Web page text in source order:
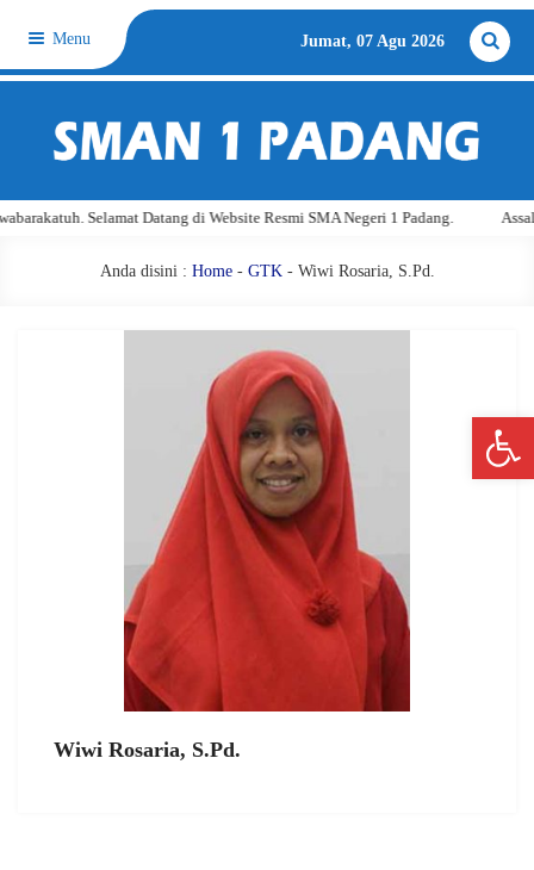
Menu Jumat, 07 Agu 2026
Selamat Datang di Website Resmi SMA Negeri 1 Padang.
Anda disini : Home- GTK- Wiwi Rosaria, S.Pd.
Wiwi Rosaria, S.Pd.